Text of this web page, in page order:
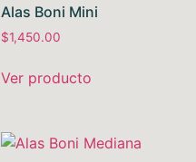
Alas Boni Mini
$1,450.00
Ver producto